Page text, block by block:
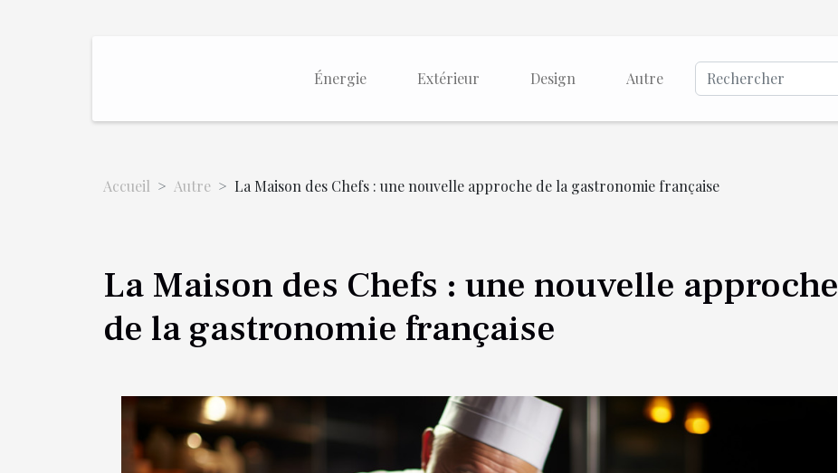
Énergie Extérieur Design Autre
Accueil Autre La Maison des Chefs : une nouvelle approche de la gastronomie française
La Maison des Chefs : une nouvelle approche
de la gastronomie française